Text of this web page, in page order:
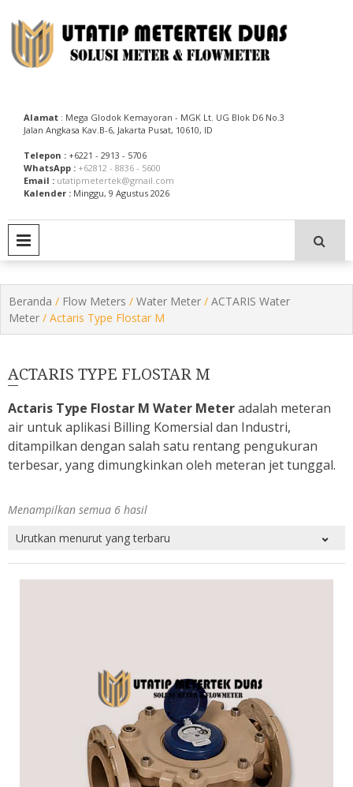
to
content
Alamat : Mega Glodok Kemayoran - MGK Lt. UG Blok D6 No.3
Jalan Angkasa Kav.B-6, Jakarta Pusat, 10610, ID
Telepon : +6221 - 2913 - 5706
WhatsApp : +62812 - 8836 - 5600
Email : utatipmetertek@gmail.com
Kalender : Minggu, 9 Agustus 2026
Beranda / Flow Meters / Water Meter / ACTARIS Water
Meter / Actaris Type Flostar M
ACTARIS TYPE FLOSTAR M
Actaris Type Flostar M Water Meteradalah meteran
air untuk aplikasi Billing Komersial dan Industri,
ditampilkan dengan salah satu rentang pengukuran
terbesar, yang dimungkinkan oleh meteran jet tunggal.
Menampilkan semua 6 hasil